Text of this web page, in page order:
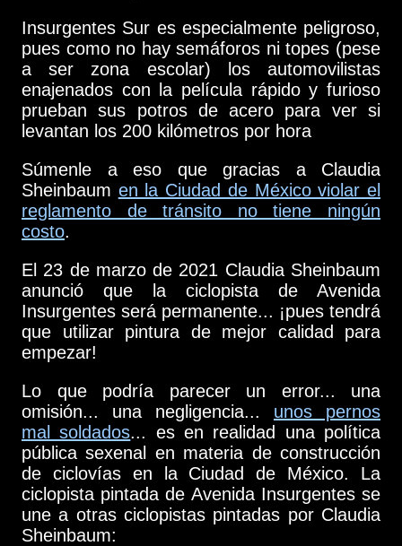
Insurgentes Sur es especialmente peligroso,
pues como no hay semáforos ni topes (pese
a ser zona escolar) los automovilistas
enajenados con la película rápido y furioso
prueban sus potros de acero para ver si
levantan los 200 kilómetros por hora
Súmenle a eso que gracias a Claudia
Sheinbaum en la Ciudad de México violar el
reglamento de tránsito no tiene ningún
costo.
El 23 de marzo de 2021 Claudia Sheinbaum
anunció que la ciclopista de Avenida
Insurgentes será permanente... ¡pues tendrá
que utilizar pintura de mejor calidad para
empezar!
Lo que podría parecer un error... una
omisión... una negligencia... unos pernos
mal soldados... es en realidad una política
pública sexenal en materia de construcción
de ciclovías en la Ciudad de México. La
ciclopista pintada de Avenida Insurgentes se
une a otras ciclopistas pintadas por Claudia
Sheinbaum: